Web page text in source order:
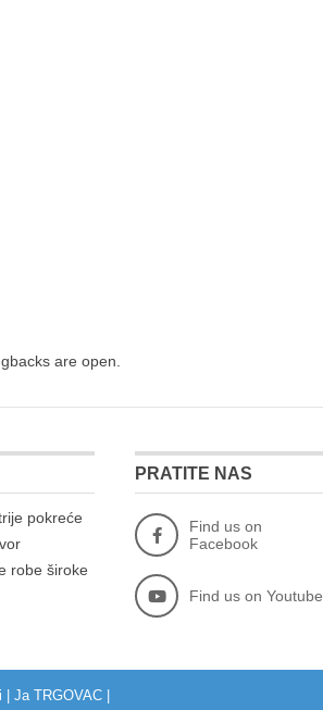
are open.
pokreće
robe široke
PRATITE NAS
Find us on
Facebook
Find us on Youtube
| Ja TRGOVAC |